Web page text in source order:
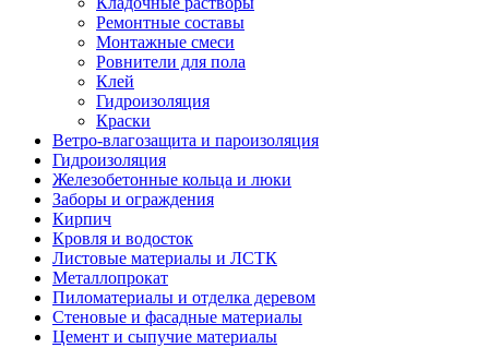
Ремонтные составы
Монтажные смеси
Ровнители для пола
Клей
Гидроизоляция
Краски
Ветро-влагозащита и пароизоляция
Гидроизоляция
Железобетонные кольца и люки
Заборы и ограждения
Кирпич
Кровля и водосток
Листовые материалы и ЛСТК
Металлопрокат
Пиломатериалы и отделка деревом
Стеновые и фасадные материалы
Цемент и сыпучие материалы